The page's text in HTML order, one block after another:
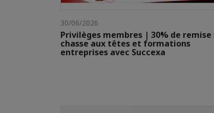
30/06/2026
Privilèges membres | 30% de remise
chasse aux têtes et formations
entreprises avec Succexa